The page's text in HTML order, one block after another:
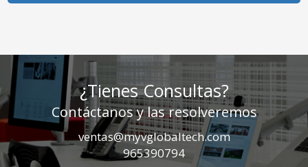
¿Tienes Consultas?
Contáctanos y las resolveremos
ventas@myvglobaltech.com
965390794